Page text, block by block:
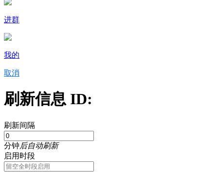
进群
我的
取消
刷新信息 ID:
刷新间隔
分钟后自动刷新
启用时段